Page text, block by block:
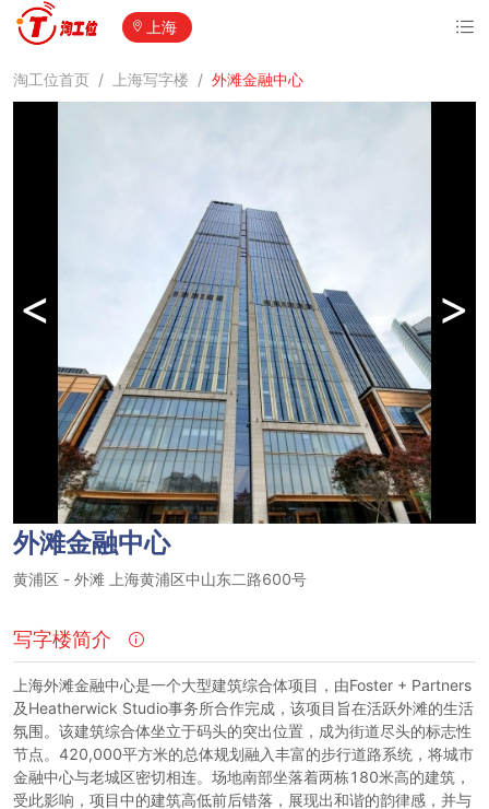
上海
淘工位首页 / 上海写字楼 / 外滩金融中心
< >
外滩金融中心
黄浦区 - 外滩上海黄浦区中山东二路600号
写字楼简介
上海外滩金融中心是一个大型建筑综合体项目，由Foster + Partners
及Heatherwick Studio事务所合作完成，该项目旨在活跃外滩的生活
氛围。该建筑综合体坐立于码头的突出位置，成为街道尽头的标志性
节点。420,000平方米的总体规划融入丰富的步行道路系统，将城市
金融中心与老城区密切相连。场地南部坐落着两栋180米高的建筑，
受此影响，项目中的建筑高低前后错落，展现出和谐的韵律感，并与